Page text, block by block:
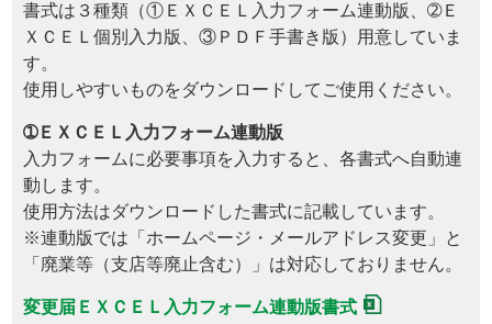
書式は３種類（①ＥＸＣＥＬ入力フォーム連動版、➁Ｅ
ＸＣＥＬ個別入力版、③ＰＤＦ手書き版）用意していま
す。
使用しやすいものをダウンロードしてご使用ください。
➀ＥＸＣＥＬ入力フォーム連動版
入力フォームに必要事項を入力すると、各書式へ自動連
動します。
使用方法はダウンロードした書式に記載しています。
※連動版では「ホームページ・メールアドレス変更」と
「廃業等（支店等廃止含む）」は対応しておりません。
変更届ＥＸＣＥＬ入力フォーム連動版書式